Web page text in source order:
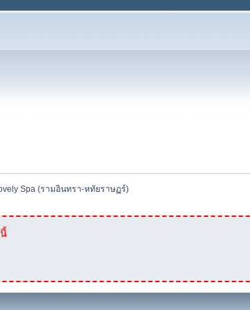
Spa (รามอินทรา-หทัยราษฏร์)